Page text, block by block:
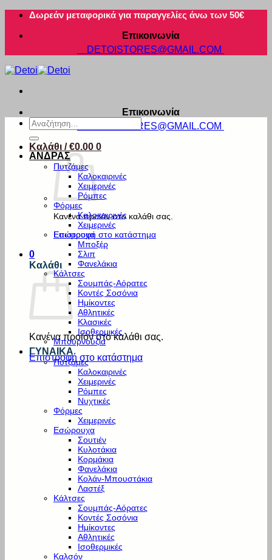
Μετάβαση
περιεχόμενο
Δωρεάν μεταφορικά για παραγγελίες άνω των 50€
Επικοινωνία
DETOISTORES@GMAIL.COM
Επικοινωνία
DETOISTORES@GMAIL.COM
Καλάθι /€0.00 0
Κανένα προϊόν στο καλάθι σας.
Επιστροφή στο κατάστημα
0
Καλάθι
Κανένα προϊόν στο καλάθι σας.
Επιστροφή στο κατάστημα
Αναζήτηση
για:
ΑΝΔΡΑΣ
Πυτζάμες
Καλοκαιρινές
Χειμερινές
Ρόμπες
Φόρμες
Καλοκαιρινές
Χειμερινές
Εσώρουχα
Μποξέρ
Σλιπ
Φανελάκια
Κάλτσες
Σουμπάς-Αόρατες
Κοντές Σοσόνια
Ημίκοντες
Αθλητικές
Κλασικές
Ισοθερμικές
Μπουρνούζια
ΓΥΝΑΙΚΑ
Πυτζάμες
Καλοκαιρινές
Χειμερινές
Ρόμπες
Νυχτικές
Φόρμες
Χειμερινές
Εσώρουχα
Σουτιέν
Κυλοτάκια
Κορμάκια
Φανελάκια
Κολάν-Μπουστάκια
Λαστέξ
Κάλτσες
Σουμπάς-Αόρατες
Κοντές Σοσόνια
Ημίκοντες
Αθλητικές
Ισοθερμικές
Καλσόν